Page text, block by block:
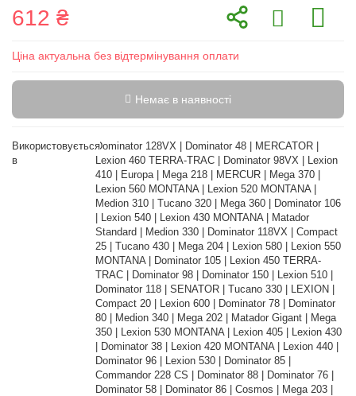
612 ₴
Ціна актуальна без відтермінування оплати
Немає в наявності
Використовується
в
Dominator 128VX | Dominator 48 | MERCATOR |
Lexion 460 TERRA-TRAC | Dominator 98VX | Lexion
410 | Europa | Mega 218 | MERCUR | Mega 370 |
Lexion 560 MONTANA | Lexion 520 MONTANA |
Medion 310 | Tucano 320 | Mega 360 | Dominator 106
| Lexion 540 | Lexion 430 MONTANA | Matador
Standard | Medion 330 | Dominator 118VX | Compact
25 | Tucano 430 | Mega 204 | Lexion 580 | Lexion 550
MONTANA | Dominator 105 | Lexion 450 TERRA-
TRAC | Dominator 98 | Dominator 150 | Lexion 510 |
Dominator 118 | SENATOR | Tucano 330 | LEXION |
Compact 20 | Lexion 600 | Dominator 78 | Dominator
80 | Medion 340 | Mega 202 | Matador Gigant | Mega
350 | Lexion 530 MONTANA | Lexion 405 | Lexion 430
| Dominator 38 | Lexion 420 MONTANA | Lexion 440 |
Dominator 96 | Lexion 530 | Dominator 85 |
Commandor 228 CS | Dominator 88 | Dominator 76 |
Dominator 58 | Dominator 86 | Cosmos | Mega 203 |